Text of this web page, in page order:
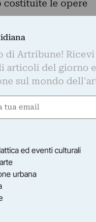
costituite le opere
STORIE
spazio Studio
di opere/teatro
ad indicare al
opere stesse.
teatrali in
composte per la
vari, quali
plexiglas, nel
Produzione del
un
a Leonora
di Artribune! Ricevi
articoli del giorno e
sul mondo
ed eventi culturali
urbana